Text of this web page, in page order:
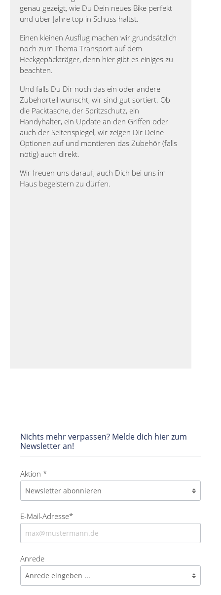
genau gezeigt, wie Du Dein neues Bike perfekt
und über Jahre top in Schuss hältst.
Einen kleinen Ausflug machen wir grundsätzlich
noch zum Thema Transport auf dem
Heckgepäckträger, denn hier gibt es einiges zu
beachten.
Und falls Du Dir noch das ein oder andere
Zubehörteil wünscht, wir sind gut sortiert. Ob
die Packtasche, der Spritzschutz, ein
Handyhalter, ein Update an den Griffen oder
auch der Seitenspiegel, wir zeigen Dir Deine
Optionen auf und montieren das Zubehör (falls
nötig) auch direkt.
Wir freuen uns darauf, auch Dich bei uns im
Haus begeistern zu dürfen.
Nichts mehr verpassen? Melde dich hier zum
Newsletter an!
Aktion *
E-Mail-Adresse*
Anrede